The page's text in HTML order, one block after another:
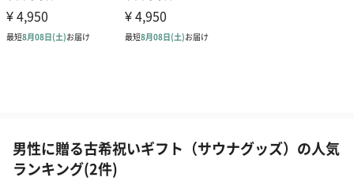
男性に贈る古希祝いギフト（サウナグッズ）の人気
ランキング(2件)